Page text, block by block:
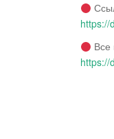
https://
Все
https://